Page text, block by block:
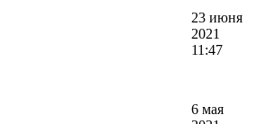
23 июня
2021
11:47
6 мая